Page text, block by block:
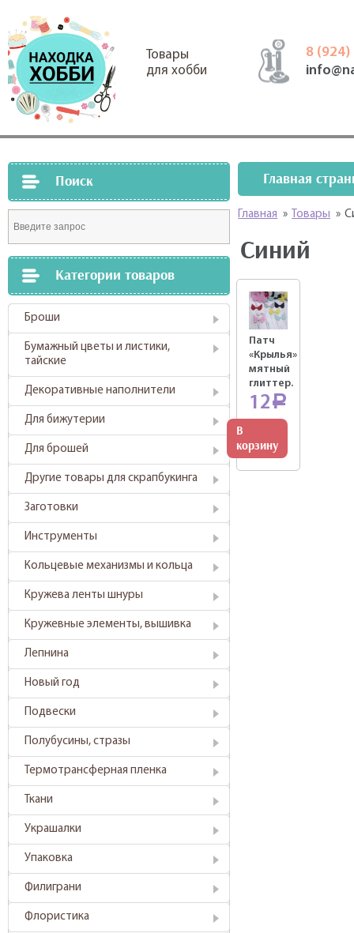
Товары
для хобби
8 (924)
Поиск
Категории товаров
Броши
Бумажный цветы и листики,
тайские
Декоративные наполнители
Для бижутерии
Для брошей
Другие товары для скрапбукинга
Заготовки
Инструменты
Кольцевые механизмы и кольца
Кружева ленты шнуры
Кружевные элементы, вышивка
Лепнина
Новый год
Подвески
Полубусины, стразы
Термотрансферная пленка
Ткани
Украшалки
Упаковка
Филиграни
Флористика
Главная
Главная » Товары »
Синий
Патч
«Крылья»
мятный
глиттер.
12 Р
В
корзину